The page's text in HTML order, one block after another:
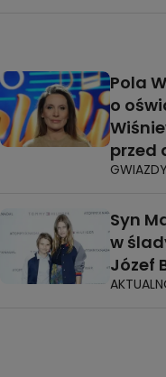
Pola
o
przed
GWIAZDY
Syn
w
Józef